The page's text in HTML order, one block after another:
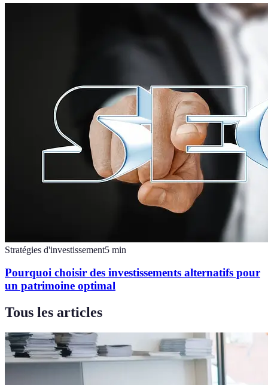
Stratégies d'investissement5 min
Pourquoi choisir des investissements alternatifs pour
un patrimoine optimal
Tous les articles